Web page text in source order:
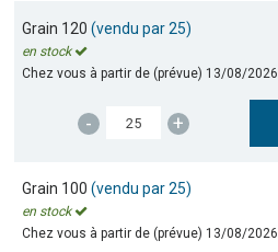
Grain 120(vendu par 25)
en stock
Chez vous à partir de (prévue) 13/08/2026
- +
Grain 100(vendu par 25)
en stock
Chez vous à partir de (prévue) 13/08/2026